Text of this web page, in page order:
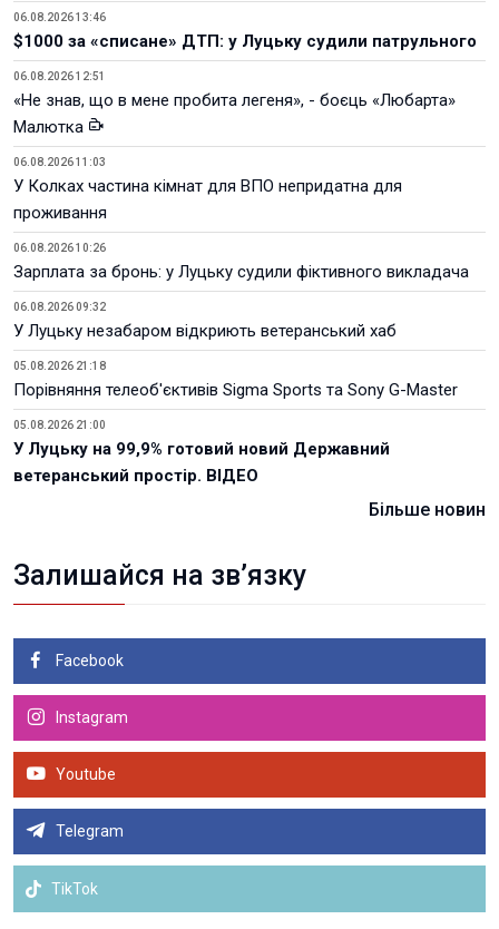
06.08.2026 13:46
$1000 за «списане» ДТП: у Луцьку судили патрульного
06.08.2026 12:51
«Не знав, що в мене пробита легеня», - боєць «Любарта»
Малютка
06.08.2026 11:03
У Колках частина кімнат для ВПО непридатна для
проживання
06.08.2026 10:26
Зарплата за бронь: у Луцьку судили фіктивного викладача
06.08.2026 09:32
У Луцьку незабаром відкриють ветеранський хаб
05.08.2026 21:18
Порівняння телеоб'єктивів Sigma Sports та Sony G-Master
05.08.2026 21:00
У Луцьку на 99,9% готовий новий Державний
ветеранський простір. ВІДЕО
Більше новин
Залишайся на зв’язку
Facebook
Instagram
Youtube
Telegram
TikTok